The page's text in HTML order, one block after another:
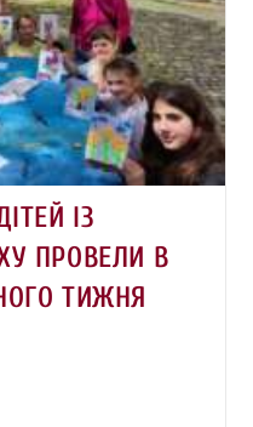
ІЗ
ПРОВЕЛИ В
ТИЖНЯ